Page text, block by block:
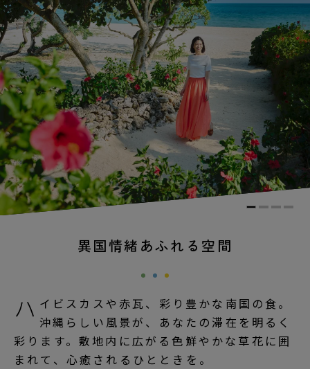
異国情緒あふれる空間
ハ イビスカスや赤瓦、彩り豊かな南国の食。
沖縄らしい風景が、あなたの滞在を明るく
彩ります。敷地内に広がる色鮮やかな草花に囲
まれて、心癒されるひとときを。